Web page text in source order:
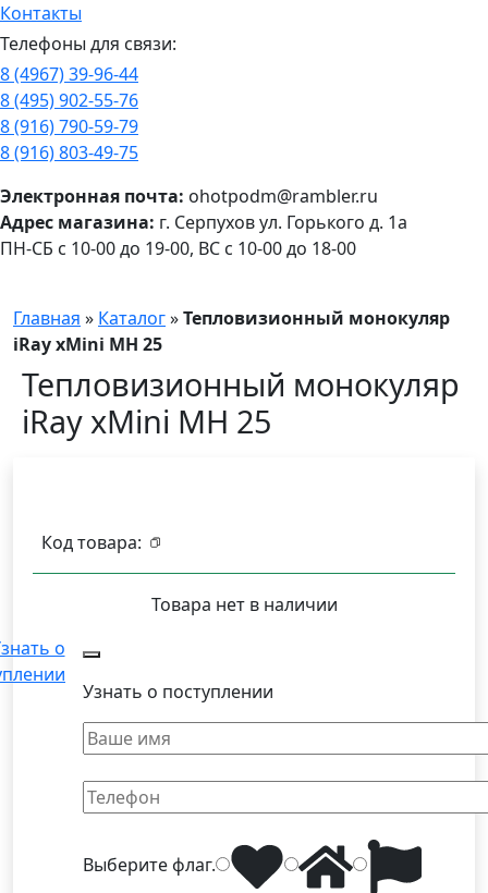
Контакты
Телефоны для связи:
8 (4967) 39-96-44
8 (495) 902-55-76
8 (916) 790-59-79
8 (916) 803-49-75
ПН-СБ с 10-00 до 19-00, ВС с 10-00 до 18-00
Электронная почта: ohotpodm@rambler.ru
Адрес магазина: г. Серпухов ул. Горького д. 1а
Главная » Каталог»Тепловизионный монокуляр
iRay xMini MH 25
Тепловизионный монокуляр
iRay xMini MH 25
Код товара:
Товара нет в наличии
о
Узнать о поступлении
Выберитефлаг.